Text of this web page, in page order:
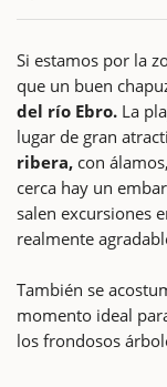
Si estamos por la
que un buen
del río Ebro. La
lugar de gran
ribera, con
cerca hay un
salen excursiones
realmente
También se
momento ideal
los frondosos